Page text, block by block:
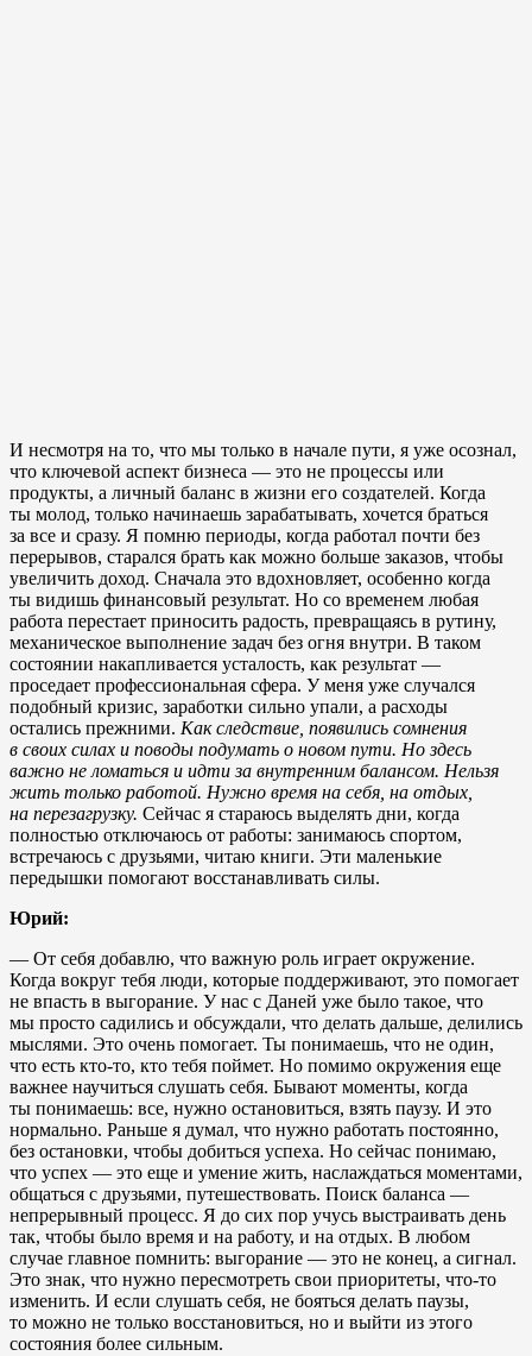
И несмотря на то, что мы только в начале пути, я уже осознал,
что ключевой аспект бизнеса — это не процессы или
продукты, а личный баланс в жизни его создателей. Когда
ты молод, только начинаешь зарабатывать, хочется браться
за все и сразу. Я помню периоды, когда работал почти без
перерывов, старался брать как можно больше заказов, чтобы
увеличить доход. Сначала это вдохновляет, особенно когда
ты видишь финансовый результат. Но со временем любая
работа перестает приносить радость, превращаясь в рутину,
механическое выполнение задач без огня внутри. В таком
состоянии накапливается усталость, как результат —
проседает профессиональная сфера. У меня уже случался
подобный кризис, заработки сильно упали, а расходы
остались прежними. Как следствие, появились сомнения
в своих силах и поводы подумать о новом пути. Но здесь
важно не ломаться и идти за внутренним балансом. Нельзя
жить только работой. Нужно время на себя, на отдых,
на перезагрузку. Сейчас я стараюсь выделять дни, когда
полностью отключаюсь от работы: занимаюсь спортом,
встречаюсь с друзьями, читаю книги. Эти маленькие
передышки помогают восстанавливать силы.
Юрий:
— От себя добавлю, что важную роль играет окружение.
Когда вокруг тебя люди, которые поддерживают, это помогает
не впасть в выгорание. У нас с Даней уже было такое, что
мы просто садились и обсуждали, что делать дальше, делились
мыслями. Это очень помогает. Ты понимаешь, что не один,
что есть кто-то, кто тебя поймет. Но помимо окружения еще
важнее научиться слушать себя. Бывают моменты, когда
ты понимаешь: все, нужно остановиться, взять паузу. И это
нормально. Раньше я думал, что нужно работать постоянно,
без остановки, чтобы добиться успеха. Но сейчас понимаю,
что успех — это еще и умение жить, наслаждаться моментами,
общаться с друзьями, путешествовать. Поиск баланса —
непрерывный процесс. Я до сих пор учусь выстраивать день
так, чтобы было время и на работу, и на отдых. В любом
случае главное помнить: выгорание — это не конец, а сигнал.
Это знак, что нужно пересмотреть свои приоритеты, что-то
изменить. И если слушать себя, не бояться делать паузы,
то можно не только восстановиться, но и выйти из этого
состояния более сильным.